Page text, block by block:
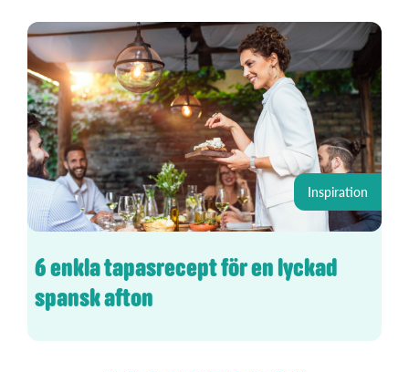
Inspiration
6 enkla tapasrecept för en lyckad
spansk afton